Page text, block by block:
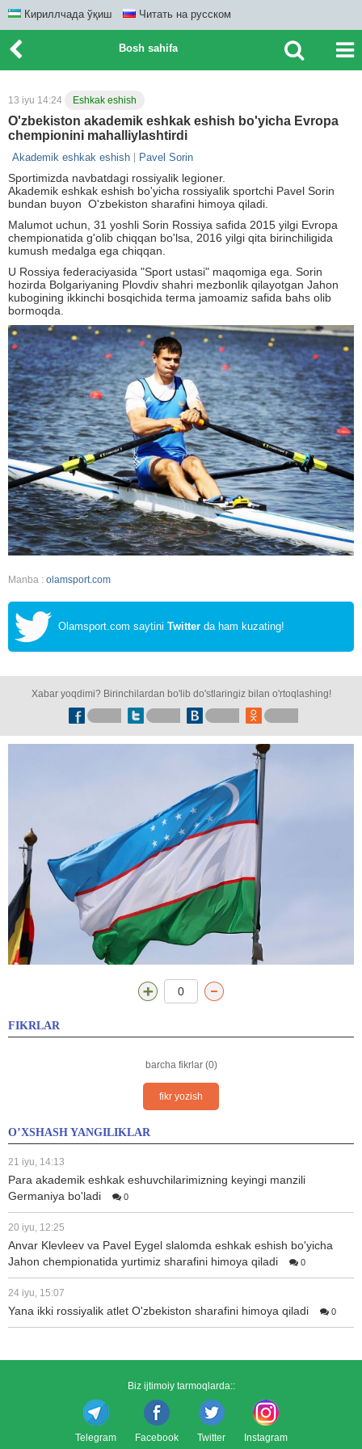
Кириллчада ўқиш Читать на русском
Bosh sahifa
13 iyu 14:24 Eshkak eshish
O'zbekiston akademik eshkak eshish bo'yicha Evropa
chempionini mahalliylashtirdi
Akademik eshkak eshish Pavel Sorin
Sportimizda navbatdagi rossiyalik legioner.
Akademik eshkak eshish bo'yicha rossiyalik sportchi Pavel Sorin
bundan buyon O'zbekiston sharafini himoya qiladi.
Malumot uchun, 31 yoshli Sorin Rossiya safida 2015 yilgi Evropa
chempionatida g'olib chiqqan bo'lsa, 2016 yilgi qita birinchiligida
kumush medalga ega chiqqan.
U Rossiya federaciyasida "Sport ustasi" maqomiga ega. Sorin
hozirda Bolgariyaning Plovdiv shahri mezbonlik qilayotgan Jahon
kubogining ikkinchi bosqichida terma jamoamiz safida bahs olib
bormoqda.
Manba : olamsport.com
Olamsport.com saytini Twitter da ham kuzating!
Xabar yoqdimi? Birinchilardan bo'lib do'stlaringiz bilan o'rtoqlashing!
0
FIKRLAR
barcha fikrlar (0)
fikr yozish
O’XSHASH YANGILIKLAR
21 iyu, 14:13
Para akademik eshkak eshuvchilarimizning keyingi manzili
Germaniya bo'ladi
0
20 iyu, 12:25
Anvar Klevleev va Pavel Eygel slalomda eshkak eshish bo'yicha
Jahon chempionatida yurtimiz sharafini himoya qiladi
0
24 iyu, 15:07
Yana ikki rossiyalik atlet O'zbekiston sharafini himoya qiladi 0
Biz ijtimoiy tarmoqlarda::
Telegram Facebook Twitter Instagram